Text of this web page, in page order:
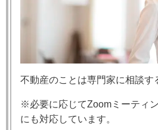
不動産のことは専門家に相談す
※必要に応じてZoomミーティ
にも対応しています。